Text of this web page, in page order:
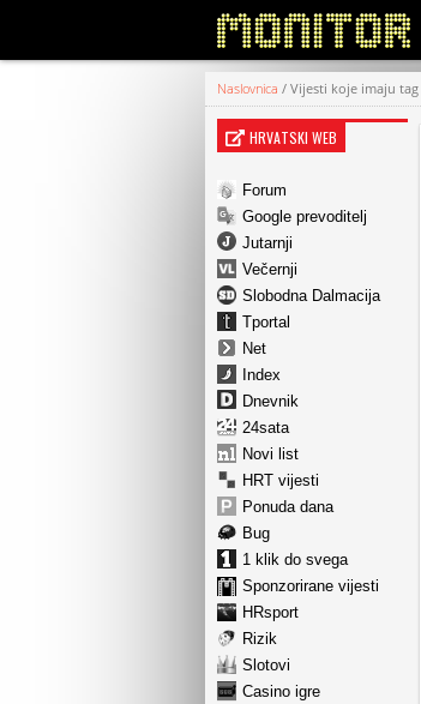
Naslovnica / Vijesti koje imaju tag
HRVATSKI WEB
Forum
Google prevoditelj
Jutarnji
Večernji
Slobodna Dalmacija
Tportal
Net
Index
Dnevnik
24sata
Novi list
HRT vijesti
Ponuda dana
Bug
1 klik do svega
Sponzorirane vijesti
HRsport
Rizik
Slotovi
Casino igre